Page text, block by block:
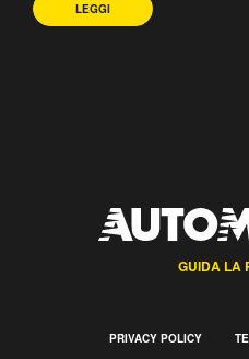
LEGGI
GUIDA LA
PRIVACY POLICY